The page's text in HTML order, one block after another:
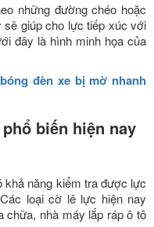
những đường chéo hoặc
giúp cho lực tiếp xúc với
đây là hình minh họa của
đèn xe bị mờ nhanh
biến hiện nay
khả năng kiểm tra được lực
loại cờ lê lực hiện nay
nhà máy lắp ráp ô tô